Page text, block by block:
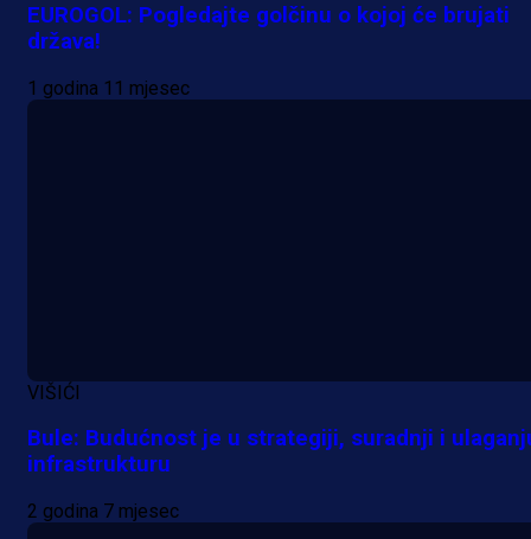
EUROGOL: Pogledajte golčinu o kojoj će brujati
država!
1 godina 11 mjesec
VIŠIĆI
Bule: Budućnost je u strategiji, suradnji i
infrastrukturu
2 godina 7 mjesec